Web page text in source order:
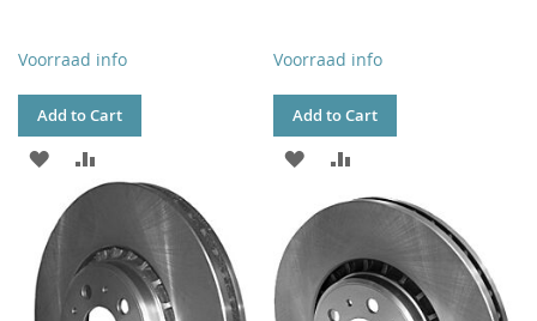
Voorraad info
Add to Cart
ADD
TO
WISH
LIST
COMPARE
Voorraad info
Add to Cart
ADD
LIST
TO
COMPARE